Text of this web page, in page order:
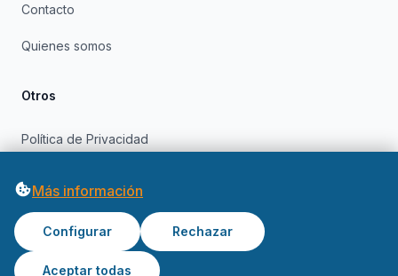
Contacto
Quienes somos
Otros
Política de Privacidad
Más información
Configurar Rechazar
Aceptar todas